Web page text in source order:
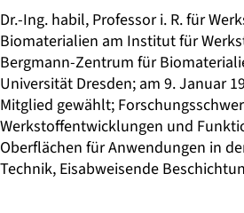
Dr.-Ing. habil, Professor i. R. für
Biomaterialien am Institut für
Bergmann-Zentrum für
Universität Dresden; am 9. Januar
Mitglied gewählt;
Werkstoffentwicklungen und
Oberflächen für Anwendungen in
Technik, Eisabweisende